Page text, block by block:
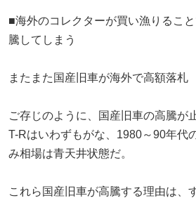
■海外のコレクターが買い漁りるこ
騰してしまう
またまた国産旧車が海外で高額落札
ご存じのように、国産旧車の高騰が
T-Rはいわずもがな、1980～90年代
み相場は青天井状態だ。
これら国産旧車が高騰する理由は、